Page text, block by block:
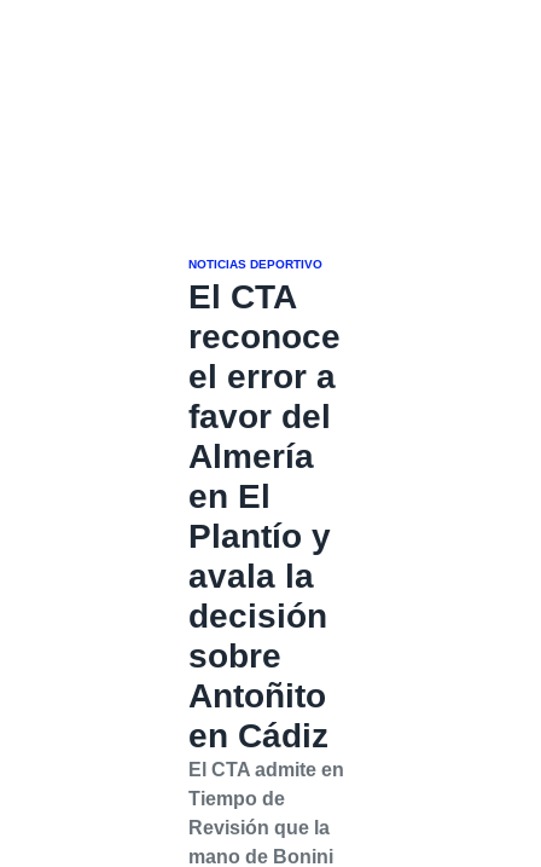
NOTICIAS DEPORTIVO
El CTA
reconoce
el error a
favor del
Almería
en El
Plantío y
avala la
decisión
sobre
Antoñito
en Cádiz
El CTA admite en
Tiempo de
Revisión que la
mano de Bonini